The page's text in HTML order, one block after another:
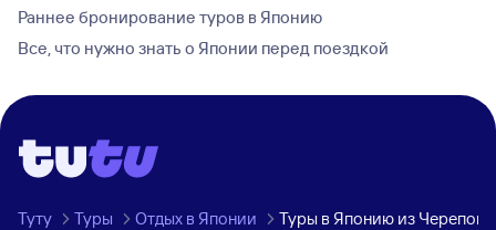
Раннее бронирование туров в Японию
Все, что нужно знать о Японии перед поездкой
Туту Туры Отдых в Японии Туры в Японию из